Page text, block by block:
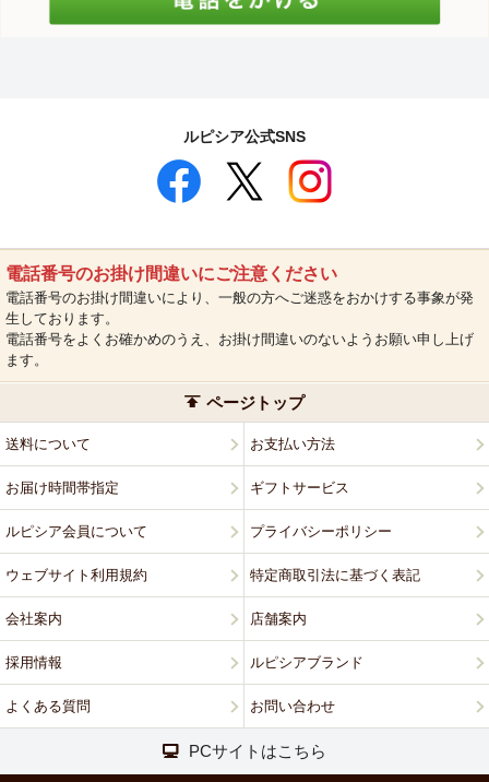
ルピシア公式SNS
電話番号のお掛け間違いにご注意ください
電話番号のお掛け間違いにより、一般の方へご迷惑をおかけする事象が発
生しております。
電話番号をよくお確かめのうえ、お掛け間違いのないようお願い申し上げ
ます。
ページトップ
送料について お支払い方法
お届け時間帯指定 ギフトサービス
ルピシア会員について プライバシーポリシー
ウェブサイト利用規約 特定商取引法に基づく表記
会社案内 店舗案内
採用情報 ルピシアブランド
よくある質問 お問い合わせ
PCサイトはこちら